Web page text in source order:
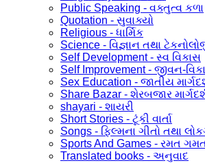
Public Speaking - વક્તુત્વ કળા
Quotation - સુવાક્યો
Religious - ધાર્મિક
Science - વિજ્ઞાન તથા
Self Development - સ્વ વિકાસ
Self Improvement - જીવન-
Sex Education - જાતીય
Share Bazar - શેરબજાર
shayari - શાયરી
Short Stories - ટૂંકી વાર્તા
Songs - ફિલ્મના ગીતો તથા
Sports And Games - રમત
Translated books - અનુવાદ